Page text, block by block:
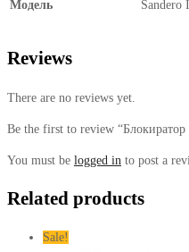
Модель Sandero
Reviews
There are no reviews yet.
Be the first to review
You must be logged in to post a
Related products
Sale!